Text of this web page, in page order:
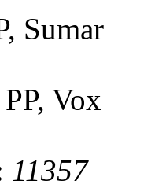
Sumar
Vox
11357